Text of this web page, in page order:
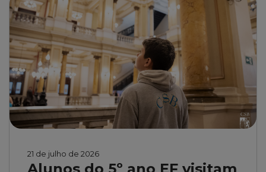
21 de julho de 2026
Alunos do 5º ano EF visitam